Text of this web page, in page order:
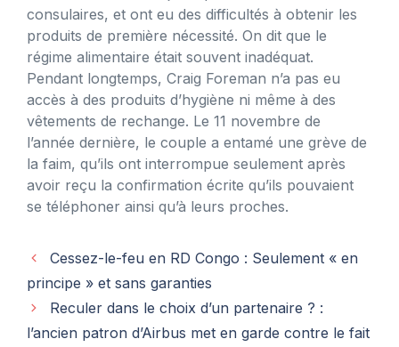
consulaires, et ont eu des difficultés à obtenir les
produits de première nécessité. On dit que le
régime alimentaire était souvent inadéquat.
Pendant longtemps, Craig Foreman n’a pas eu
accès à des produits d’hygiène ni même à des
vêtements de rechange. Le 11 novembre de
l’année dernière, le couple a entamé une grève de
la faim, qu’ils ont interrompue seulement après
avoir reçu la confirmation écrite qu’ils pouvaient
se téléphoner ainsi qu’à leurs proches.
Cessez-le-feu en RD Congo : Seulement « en
principe » et sans garanties
Reculer dans le choix d’un partenaire ? :
l’ancien patron d’Airbus met en garde contre le fait